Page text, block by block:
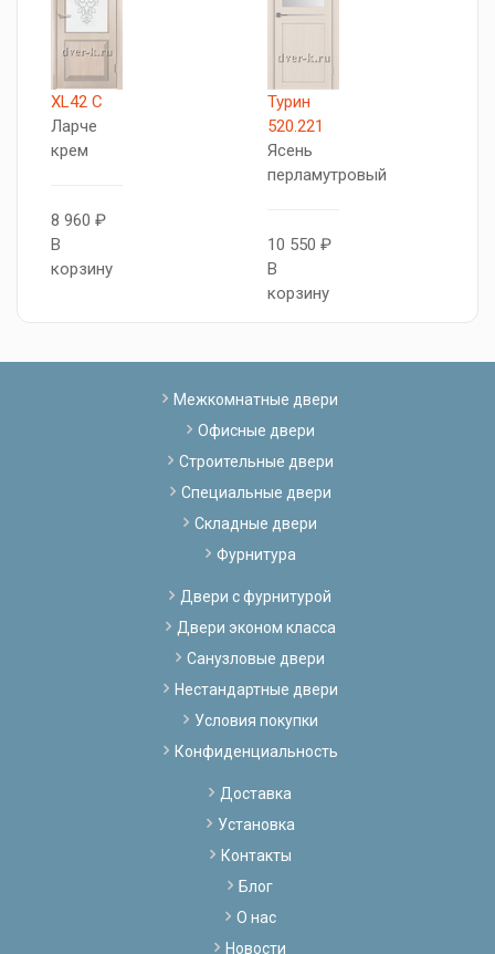
XL42 C
Ларче
крем
8 960 ₽
В
корзину
Турин
520.221
Ясень
перламутровый
10 550 ₽
В
корзину
Межкомнатные двери
Офисные двери
Строительные двери
Специальные двери
Складные двери
Фурнитура
Двери с фурнитурой
Двери эконом класса
Санузловые двери
Нестандартные двери
Условия покупки
Конфиденциальность
Доставка
Установка
Контакты
Блог
О нас
Новости